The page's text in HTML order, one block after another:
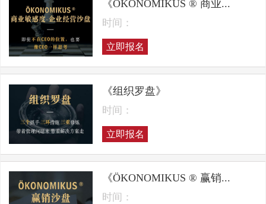
《ÖKONOMIKUS ® 商业...
时间：
立即报名
《组织罗盘》
时间：
立即报名
《ÖKONOMIKUS ® 赢销...
时间：